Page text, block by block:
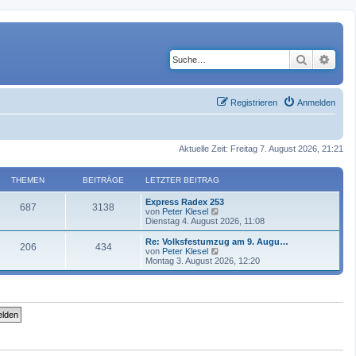
Suche
Anmelden
Registrieren
Aktuelle Zeit: Freitag 7. August 2026, 21:21
THEMEN BEITRÄGE LETZTER BEITRAG
687 3138
Express Radex 253
von Peter Klesel
e
u
e
t
r
i
Dienstag 4. August 2026, 11:08
206 434
Re: Volksfestumzug am 9. Augu…
von Peter Klesel
e
u
Montag 3. August 2026, 12:20